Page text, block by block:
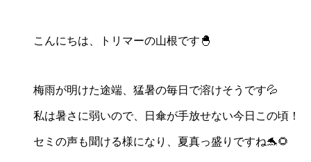
こんにちは、トリマーの山根です🐣
梅雨が明けた途端、猛暑の毎日で溶けそうです💦
私は暑さに弱いので、日傘が手放せない今日この頃！
セミの声も聞ける様になり、夏真っ盛りですね🐬🌻